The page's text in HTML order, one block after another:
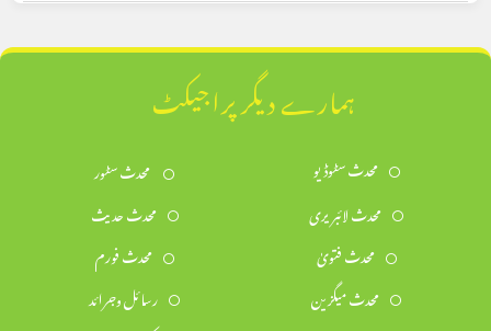
ہمارے دیگر پراجیکٹ
محدث سٹوڈیو
محدث سٹور
محدث لائبریری
محدث حدیث
محدث فتویٰ
محدث فورم
محدث میگزین
رسائل وجرائد